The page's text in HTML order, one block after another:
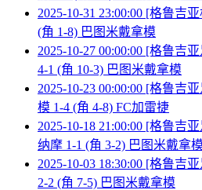
2025-10-31 23:00:00 [格鲁吉
(角 1-8) 巴图米戴拿模
2025-10-27 00:00:00 [格鲁吉
4-1 (角 10-3) 巴图米戴拿模
2025-10-23 00:00:00 [格鲁吉
模 1-4 (角 4-8) FC加雷捷
2025-10-18 21:00:00 [格鲁吉
纳摩 1-1 (角 3-2) 巴图米戴拿
2025-10-03 18:30:00 [格鲁吉
2-2 (角 7-5) 巴图米戴拿模